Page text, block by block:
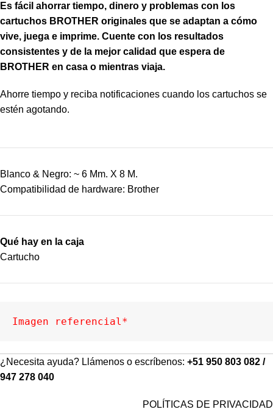
Es fácil ahorrar tiempo, dinero y problemas con los
cartuchos BROTHER originales que se adaptan a cómo
vive, juega e imprime. Cuente con los resultados
consistentes y de la mejor calidad que espera de
BROTHER en casa o mientras viaja.
Ahorre tiempo y reciba notificaciones cuando los cartuchos se
estén agotando.
Blanco & Negro: ~ 6 Mm. X 8 M.
Compatibilidad de hardware: Brother
Qué hay en la caja
Cartucho
Imagen referencial*
¿Necesita ayuda? Llámenos o escríbenos: +51 950 803 082 /
947 278 040
POLÍTICAS DE PRIVACIDAD